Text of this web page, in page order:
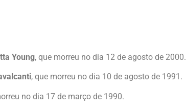
Young, que morreu no dia 12 de agosto de 2000.
, que morreu no dia 10 de agosto de 1991.
no dia 17 de março de 1990.